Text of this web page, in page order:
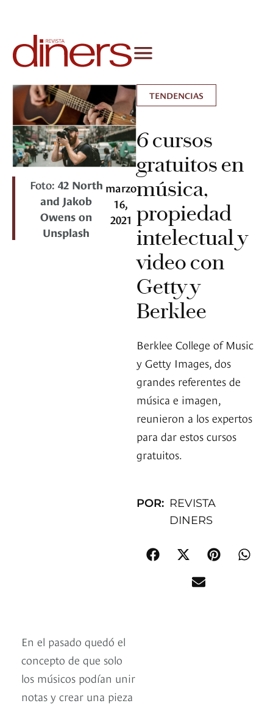
Foto: 42 North
and Jakob
Owens on
Unsplash
marzo
16,
2021
TENDENCIAS
6 cursos
gratuitos en
música,
propiedad
intelectual y
video con
Getty y
Berklee
Berklee College of Music
y Getty Images, dos
grandes referentes de
música e imagen,
reunieron a los expertos
para dar estos cursos
gratuitos.
POR: REVISTA
DINERS
En el pasado quedó el
concepto de que solo
los músicos podían unir
notas y crear una pieza